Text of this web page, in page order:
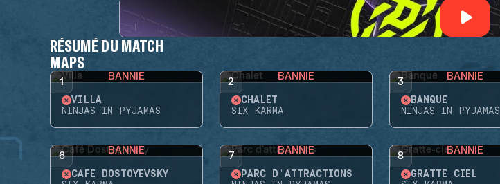
RÉSUMÉ DU MATCH
MAPS
1 BANNIE
VILLA
NINJAS IN PYJAMAS
2 BANNIE
CHALET
SIX KARMA
3 BANNIE
BANQUE
NINJAS IN PYJAMAS
6 BANNIE
CAFÉ DOSTOYEVSKY
7 BANNIE
PARC D'ATTRACTIONS
8 BANNIE
GRATTE-CIEL